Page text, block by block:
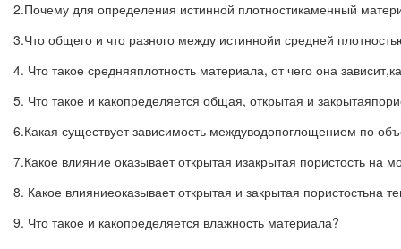
2.Почему для определения истинной плотностикаменный
3.Что общего и что разного между истиннойи средней
4. Что такое средняяплотность материала, от чего она
5. Что такое и какопределяется общая, открытая и
6.Какая существует зависимость междуводопоглощением по
7.Какое влияние оказывает открытая изакрытая пористость на
8. Какое влияниеоказывает открытая и закрытая пористостьна
9. Что такое и какопределяется влажность материала?